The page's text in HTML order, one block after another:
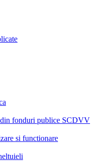
fonduri publice SCDVV
si functionare